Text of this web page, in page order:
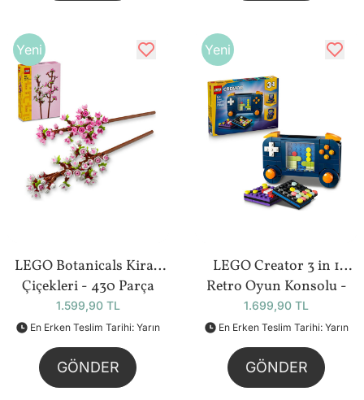
Yeni
LEGO Botanicals Kiraz
Çiçekleri - 430 Parça
(40725)
1.599,90 TL
En Erken Teslim Tarihi: Yarın
GÖNDER
Yeni
LEGO Creator 3 in 1
Retro Oyun Konsolu -
268 Parça ( 31380)
1.699,90 TL
En Erken Teslim Tarihi: Yarın
GÖNDER